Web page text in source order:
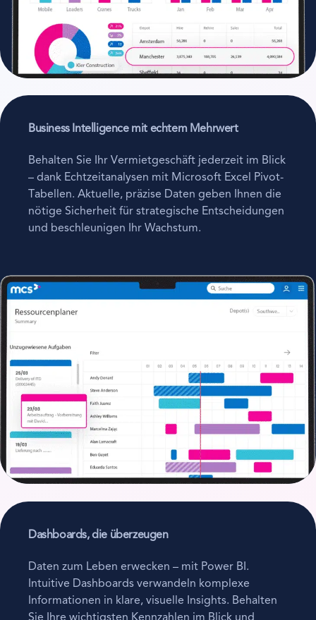
Business Intelligence mit echtem Mehrwert
Behalten Sie Ihr Vermietgeschäft jederzeit im Blick
– dank Echtzeitanalysen mit Microsoft Excel Pivot-
Tabellen. Aktuelle, präzise Daten geben Ihnen die
nötige Sicherheit für strategische Entscheidungen
und beschleunigen Ihr Wachstum.
Dashboards, die überzeugen
Daten zum Leben erwecken – mit Power BI.
Intuitive Dashboards verwandeln komplexe
Informationen in klare, visuelle Insights. Behalten
Sie Ihre wichtigsten Kennzahlen im Blick und